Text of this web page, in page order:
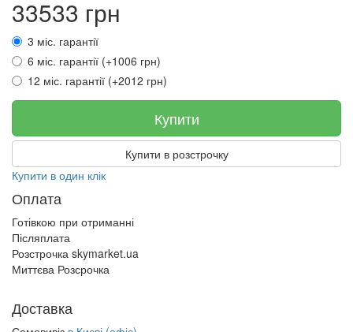
33533 грн
3 міс. гарантії
6 міс. гарантії (+1006 грн)
12 міс. гарантії (+2012 грн)
Купити
Купити в розстрочку
Купити в один клік
Оплата
Готівкою при отриманні
Післяплата
Розстрочка skymarket.ua
Миттєва Розсрочка
Доставка